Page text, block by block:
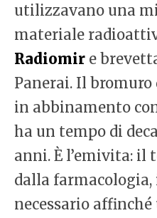
utilizzavano una
materiale
Radiomir e
Panerai. Il
in abbinamento
ha un tempo di
anni. È l’emivita: il
dalla
necessario